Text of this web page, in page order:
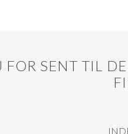
en harmonisk
og samlingspunkt i
FOR SENT TIL